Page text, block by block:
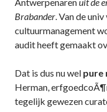
Brabander. Van de
cultuurmanagement
audit heeft gemaakt
Dat is dus nu wel pure
Herman,
tegelijk gewezen